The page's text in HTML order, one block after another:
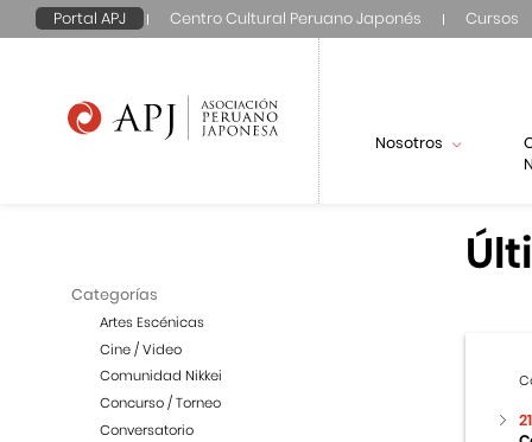
Portal APJ Centro Cultural Peruano Japonés Cursos
Nosotros
Categorías
Artes Escénicas
Cine / Video
Comunidad Nikkei
Concurso / Torneo
Conversatorio